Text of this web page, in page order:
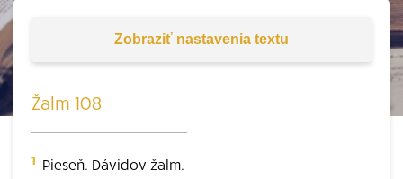
Zobraziť nastavenia textu
Žalm 108
1 Pieseň. Dávidov žalm.